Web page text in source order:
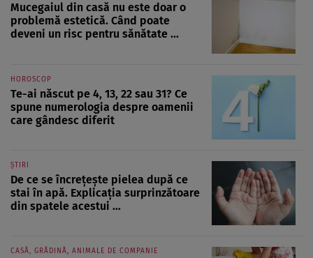
Mucegaiul din casă nu este doar o
problemă estetică. Când poate
deveni un risc pentru sănătate ...
HOROSCOP
Te-ai născut pe 4, 13, 22 sau 31? Ce
spune numerologia despre oamenii
care gândesc diferit
ȘTIRI
De ce se încrețește pielea după ce
stai în apă. Explicația surprinzătoare
din spatele acestui ...
CASĂ, GRĂDINĂ, ANIMALE DE COMPANIE